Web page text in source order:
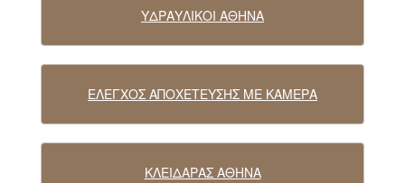
ΥΔΡΑΥΛΙΚΟΙ ΑΘΗΝΑ
ΕΛΕΓΧΟΣ ΑΠΟΧΕΤΕΥΣΗΣ ΜΕ ΚΑΜΕΡΑ
ΚΛΕΙΔΑΡΑΣ ΑΘΗΝΑ